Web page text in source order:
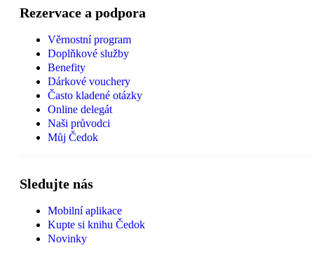
Rezervace a podpora
Věrnostní program
Doplňkové služby
Benefity
Dárkové vouchery
Často kladené otázky
Online delegát
Naši průvodci
Můj Čedok
Sledujte nás
Mobilní aplikace
Kupte si knihu Čedok
Novinky